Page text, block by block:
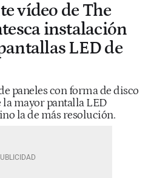
vídeo de The
instalación
LED de
paneles con forma de disco
la mayor pantalla LED
la de más resolución.